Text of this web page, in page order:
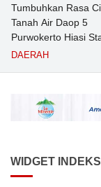
Tumbuhkan Rasa
Tanah Air Daop 5
Purwokerto Hiasi
dengan Ornamen
DAERAH
WIDGET INDEKS